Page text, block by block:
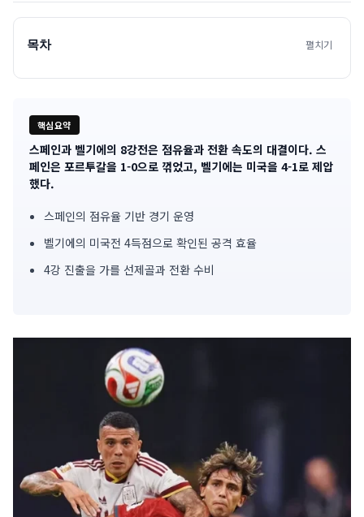
목차 펼치기
핵심요약
기
사
핵
심
스페인과 벨기에의 8강전은 점유율과 전환 속도의 대결이다. 스
페인은 포르투갈을 1-0으로 꺾었고, 벨기에는 미국을 4-1로 제압
했다.
스페인의 점유율 기반 경기 운영
벨기에의 미국전 4득점으로 확인된 공격 효율
4강 진출을 가를 선제골과 전환 수비